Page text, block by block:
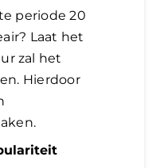
periode 20
Laat het
zal het
Hierdoor